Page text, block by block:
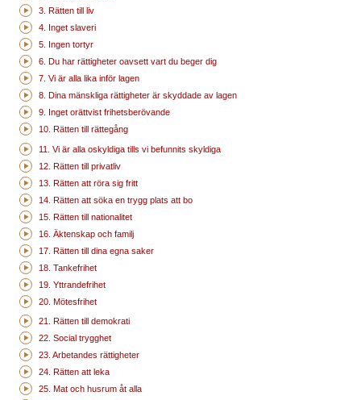
3. Rätten till liv
4. Inget slaveri
5. Ingen tortyr
6. Du har rättigheter oavsett vart du beger dig
7. Vi är alla lika inför lagen
8. Dina mänskliga rättigheter är skyddade av lagen
9. Inget orättvist frihetsberövande
10. Rätten till rättegång
11. Vi är alla oskyldiga tills vi befunnits skyldiga
12. Rätten till privatliv
13. Rätten att röra sig fritt
14. Rätten att söka en trygg plats att bo
15. Rätten till nationalitet
16. Äktenskap och familj
17. Rätten till dina egna saker
18. Tankefrihet
19. Yttrandefrihet
20. Mötesfrihet
21. Rätten till demokrati
22. Social trygghet
23. Arbetandes rättigheter
24. Rätten att leka
25. Mat och husrum åt alla